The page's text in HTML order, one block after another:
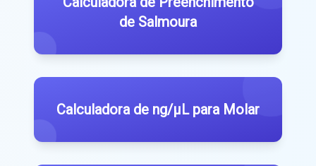
de Salmoura
Calculadora de ng/µL para Molar